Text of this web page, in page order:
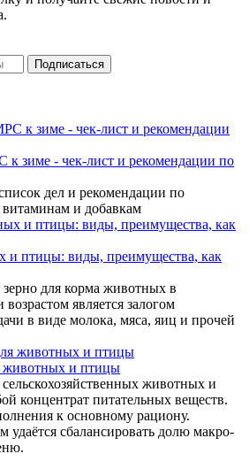
зиме - чек-лист и рекомендации по
дел и рекомендации по
и добавкам
и птицы: виды, преимущества, как
для корма животных в
является залогом
в виде молока, мяса, яиц и прочей
животных и птицы
животных и
концентрат питательных веществ.
к основному рациону.
удаётся сбалансировать долю макро-